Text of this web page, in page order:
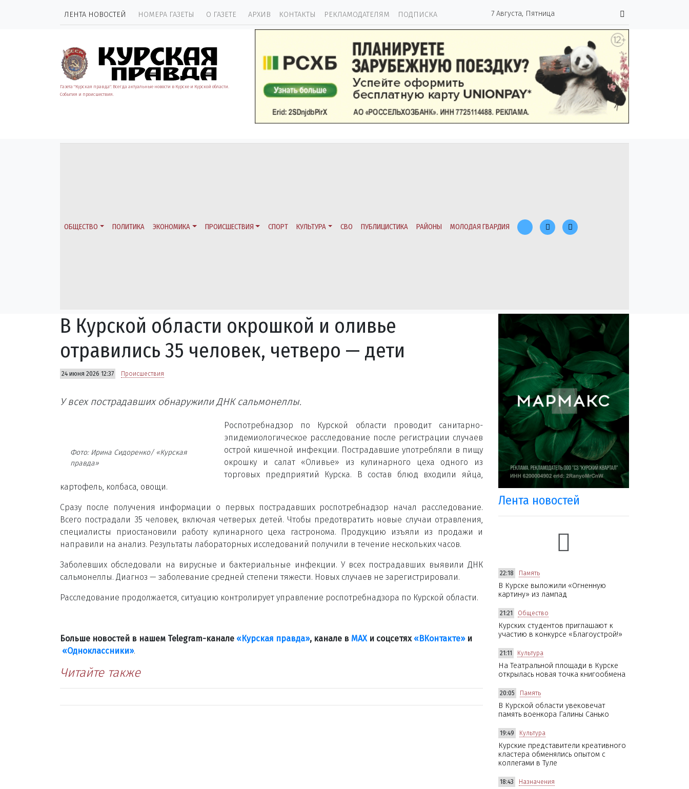
ЛЕНТА НОВОСТЕЙ НОМЕРА ГАЗЕТЫ О ГАЗЕТЕ АРХИВ КОНТАКТЫ РЕКЛАМОДАТЕЛЯМ ПОДПИСКА 7 Августа, Пятница
Газета "Курская правда". Всегда актуальные новости в Курске и Курской области.
События и происшествия.
ОБЩЕСТВО ПОЛИТИКА ЭКОНОМИКА ПРОИСШЕСТВИЯ СПОРТ КУЛЬТУРА СВО ПУБЛИЦИСТИКА РАЙОНЫ МОЛОДАЯ ГВАРДИЯ
В Курской области окрошкой и оливье
отравились 35 человек, четверо — дети
24 июня 2026 12:37 Происшествия
У всех пострадавших обнаружили ДНК сальмонеллы.
Фото: Ирина Сидоренко/ «Курская
правда»
Роспотребнадзор по Курской области проводит санитарно-
эпидемиологическое расследование после регистрации случаев
острой кишечной инфекции. Пострадавшие употребляли в пищу
окрошку и салат «Оливье» из кулинарного цеха одного из
торговых предприятий Курска. В состав блюд входили яйца,
картофель, колбаса, овощи.
Сразу после получения информации о первых пострадавших роспотребнадзор начал расследование.
Всего пострадали 35 человек, включая четверых детей. Чтобы предотвратить новые случаи отравления,
специалисты приостановили работу кулинарного цеха гастронома. Продукцию изъяли из продажи и
направили на анализ. Результаты лабораторных исследований получили в течение нескольких часов.
Заболевших обследовали на вирусные и бактериальные инфекции. У всех пострадавших выявили ДНК
сальмонеллы. Диагноз — заболевание средней степени тяжести. Новых случаев не зарегистрировали.
Расследование продолжается, ситуацию контролирует управление роспотребнадзора по Курской области.
Больше новостей в нашем Telegram-канале «Курская правда», канале в МАХ и соцсетях «ВКонтакте»и
«Одноклассники».
Читайте также
Лента новостей
22:18 Память
В Курске выложили «Огненную
картину» из лампад
21:21 Общество
Курских студентов приглашают к
участию в конкурсе «Благоустрой!»
21:11 Культура
На Театральной площади в Курске
открылась новая точка книгообмена
20:05 Память
В Курской области увековечат
память военкора Галины Санько
19:49 Культура
Курские представители креативного
кластера обменялись опытом с
коллегами в Туле
18:43 Назначения